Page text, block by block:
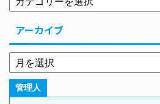
アーカイブ
管理人